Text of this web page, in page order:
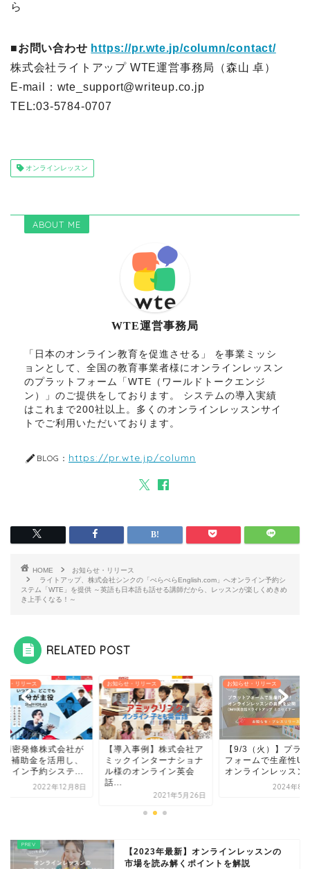
ら
■お問い合わせ https://pr.wte.jp/column/contact/
株式会社ライトアップ WTE運営事務局（森山 卓）
E-mail：wte_support@writeup.co.jp
TEL:03-5784-0707
オンラインレッスン
ABOUT ME
WTE運営事務局
「日本のオンライン教育を促進させる」 を事業ミッシ
ョンとして、全国の教育事業者様にオンラインレッスン
のプラットフォーム「WTE（ワールドトークエンジ
ン）」のご提供をしております。 システムの導入実績
はこれまで200社以上。多くのオンラインレッスンサイ
トでご利用いただいております。
BLOG： https://pr.wte.jp/column
HOME
お知らせ・リリース
ライトアップ、株式会社シンクの「ぺらぺらEnglish.com」へオンライン予約シ
ステム「WTE」を提供 ～英語も日本語も話せる講師だから、レッスンが楽しくめきめ
き上手くなる！～
RELATED POST
せ・リリース
精密発條株式会社が
補助金を活用し、
ライン予約システ...
2022年12月8日
お知らせ・リリース
【導入事例】株式会社ア
ミックインターナショナ
ル様のオンライン英会
話...
2021年5月26日
お知らせ・リリース
【9/3（火）】プラ
フォームで生産性
オンラインレッスン
2024年8
【2023年最新】オンラインレッスンの
市場を読み解くポイントを解説